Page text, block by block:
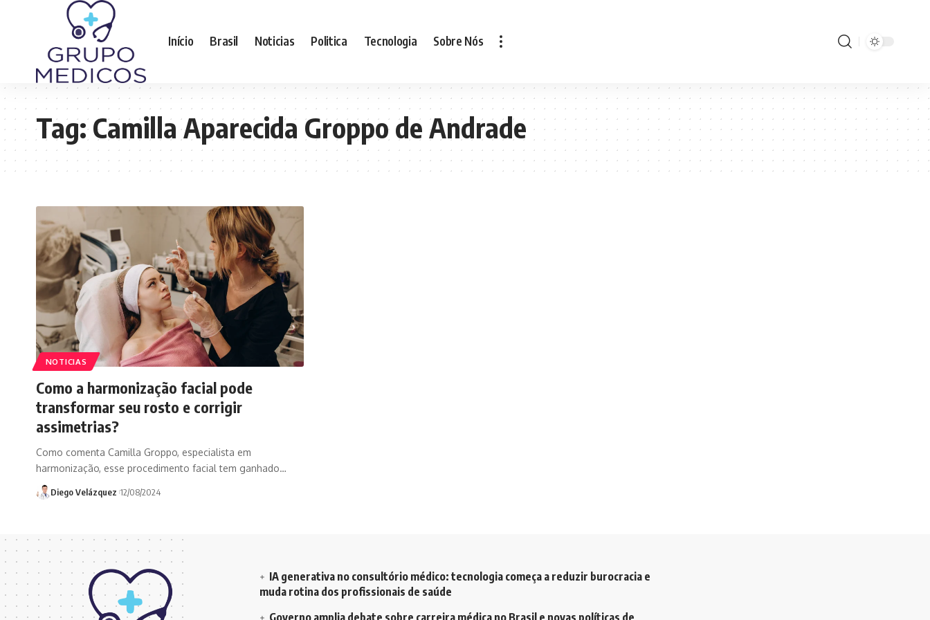
Início Brasil Noticias Politica Tecnologia Sobre Nós
Tag:Camilla Aparecida Groppo de Andrade
NOTICIAS
Como a harmonização facial pode
transformar seu rosto e corrigir
assimetrias?
Como comenta Camilla Groppo, especialista em
harmonização, esse procedimento facial tem ganhado…
Diego Velázquez 12/08/2024
IA generativa no consultório médico: tecnologia começa a reduzir burocracia e
muda rotina dos profissionais de saúde
Governo amplia debate sobre carreira médica no Brasil e novas políticas de